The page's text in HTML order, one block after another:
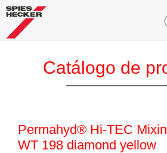
Catálogo de
Permahyd® Hi-TEC
WT 198 diamond yellow